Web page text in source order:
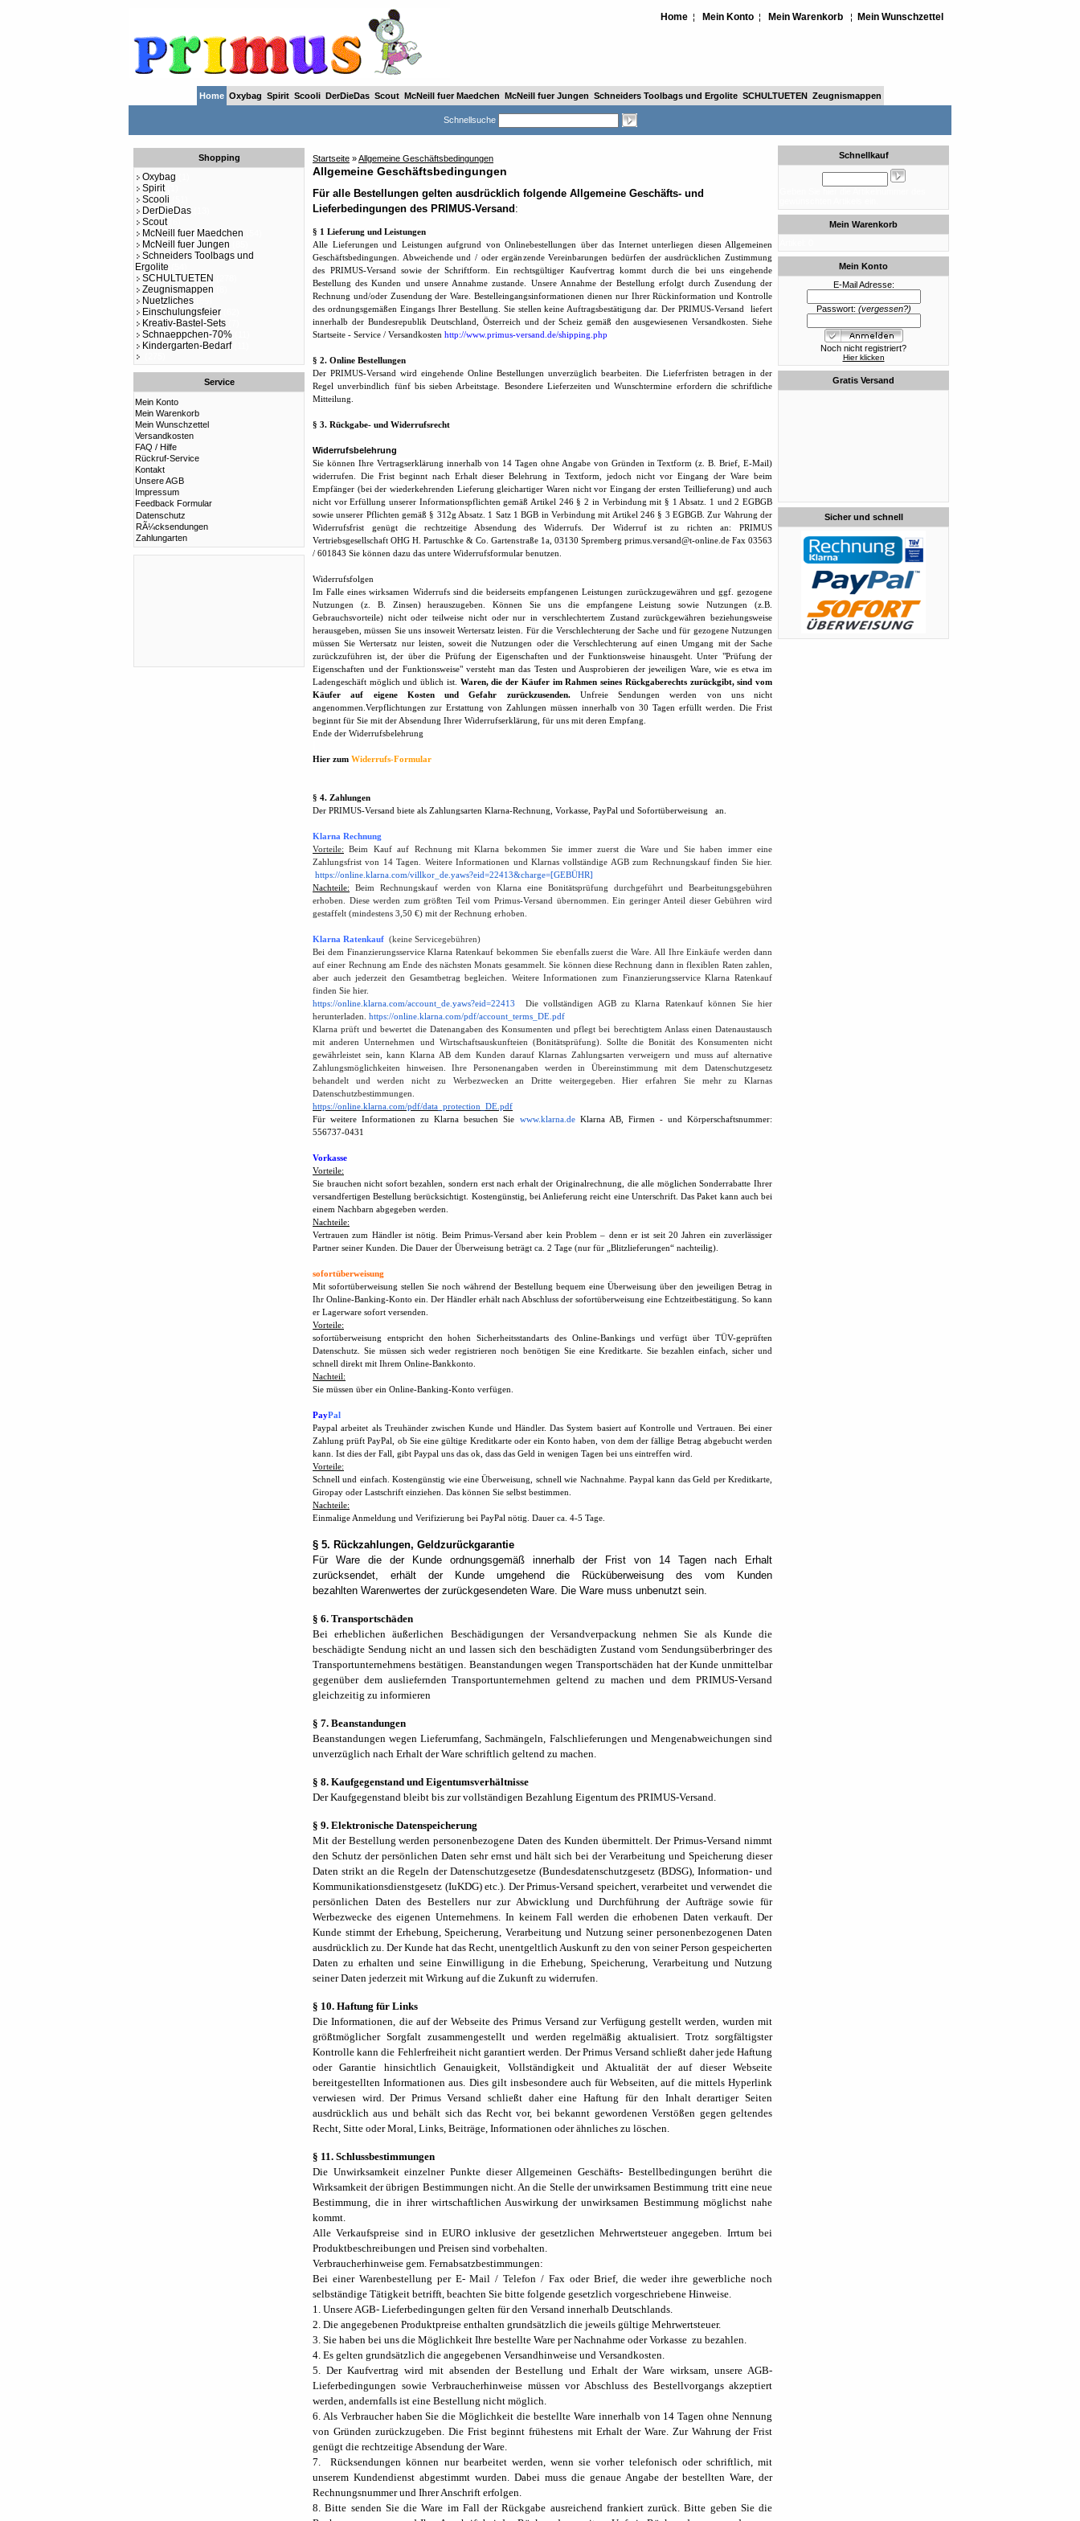
Home ¦ Mein Konto ¦ Mein Warenkorb ¦ Mein Wunschzettel
Home Oxybag Spirit Scooli DerDieDas Scout McNeill fuer Maedchen McNeill fuer Jungen Schneiders Toolbags und Ergolite SCHULTUETEN Zeugnismappen
Schnellsuche
Shopping
Oxybag
Spirit(1)
Scooli
DerDieDas
Scout(6)
McNeill fuer Maedchen
McNeill fuer Jungen
Schneiders Toolbags und
Ergolite
SCHULTUETEN
Zeugnismappen
Nuetzliches
Einschulungsfeier
Kreativ-Bastel-Sets
Schnaeppchen-70%
Kindergarten-Bedarf(11)
Service
Mein Konto
Mein Warenkorb
Mein Wunschzettel
Versandkosten
FAQ / Hilfe
Rückruf-Service
Kontakt
Unsere AGB
Impressum
Feedback Formular
Datenschutz
RÃ¼cksendungen
Zahlungarten
Startseite »Allgemeine Geschäftsbedingungen
Allgemeine Geschäftsbedingungen
Für alle Bestellungen gelten ausdrücklich folgende Allgemeine Geschäfts- und
Lieferbedingungen des PRIMUS-Versand :
§ 1 Lieferung und Leistungen
Alle Lieferungen und Leistungen aufgrund von Onlinebestellungen über das Internet unterliegen diesen Allgemeinen
Geschäftsbedingungen. Abweichende und / oder ergänzende Vereinbarungen bedürfen der ausdrücklichen Zustimmung
des PRIMUS-Versand sowie der Schriftform. Ein rechtsgültiger Kaufvertrag kommt durch die bei uns eingehende
Bestellung des Kunden und unsere Annahme zustande. Unsere Annahme der Bestellung erfolgt durch Zusendung der
Rechnung und/oder Zusendung der Ware. Bestelleingangsinformationen dienen nur Ihrer Rückinformation und Kontrolle
des ordnungsgemäßen Eingangs Ihrer Bestellung. Sie stellen keine Auftragsbestätigung dar. Der PRIMUS-Versand liefert
innerhalb der Bundesrepublik Deutschland, Österreich und der Scheiz gemäß den ausgewiesenen Versandkosten. Siehe
Startseite - Service / Versandkosten http://www.primus-versand.de/shipping.php
§ 2. Online Bestellungen
Der PRIMUS-Versand wird eingehende Online Bestellungen unverzüglich bearbeiten. Die Lieferfristen betragen in der
Regel unverbindlich fünf bis sieben Arbeitstage. Besondere Lieferzeiten und Wunschtermine erfordern die schriftliche
Mitteilung.
§ 3. Rückgabe- und Widerrufsrecht
Widerrufsbelehrung
Sie können Ihre Vertragserklärung innerhalb von 14 Tagen ohne Angabe von Gründen in Textform (z. B. Brief, E-Mail)
widerrufen. Die Frist beginnt nach Erhalt dieser Belehrung in Textform, jedoch nicht vor Eingang der Ware beim
Empfänger (bei der wiederkehrenden Lieferung gleichartiger Waren nicht vor Eingang der ersten Teillieferung) und auch
nicht vor Erfüllung unserer Informationspflichten gemäß Artikel 246 § 2 in Verbindung mit § 1 Absatz. 1 und 2 EGBGB
sowie unserer Pflichten gemäß § 312g Absatz. 1 Satz 1 BGB in Verbindung mit Artikel 246 § 3 EGBGB. Zur Wahrung der
Widerrufsfrist genügt die rechtzeitige Absendung des Widerrufs. Der Widerruf ist zu richten an: PRIMUS
Vertriebsgesellschaft OHG H. Partuschke & Co. Gartenstraße 1a, 03130 Spremberg primus.versand@t-online.de Fax 03563
/ 601843 Sie können dazu das untere Widerrufsformular benutzen.
Widerrufsfolgen
Im Falle eines wirksamen Widerrufs sind die beiderseits empfangenen Leistungen zurückzugewähren und ggf. gezogene
Nutzungen (z. B. Zinsen) herauszugeben. Können Sie uns die empfangene Leistung sowie Nutzungen (z.B.
Gebrauchsvorteile) nicht oder teilweise nicht oder nur in verschlechtertem Zustand zurückgewähren beziehungsweise
herausgeben, müssen Sie uns insoweit Wertersatz leisten. Für die Verschlechterung der Sache und für gezogene Nutzungen
müssen Sie Wertersatz nur leisten, soweit die Nutzungen oder die Verschlechterung auf einen Umgang mit der Sache
zurückzuführen ist, der über die Prüfung der Eigenschaften und der Funktionsweise hinausgeht. Unter "Prüfung der
Eigenschaften und der Funktionsweise" versteht man das Testen und Ausprobieren der jeweiligen Ware, wie es etwa im
Ladengeschäft möglich und üblich ist. Waren, die der Käufer im Rahmen seines Rückgaberechts zurückgibt, sind vom
Käufer auf eigene Kosten und Gefahr zurückzusenden.Unfreie Sendungen werden von uns nicht
angenommen.Verpflichtungen zur Erstattung von Zahlungen müssen innerhalb von 30 Tagen erfüllt werden. Die Frist
beginnt für Sie mit der Absendung Ihrer Widerrufserklärung, für uns mit deren Empfang.
Ende der Widerrufsbelehrung
Hier zum Widerrufs-Formular
§ 4. Zahlungen
Der PRIMUS-Versand biete als Zahlungsarten Klarna-Rechnung, Vorkasse, PayPal und Sofortüberweisung an.
Klarna Rechnung
Vorteile: Beim Kauf auf Rechnung mit Klarna bekommen Sie immer zuerst die Ware und Sie haben immer eine
Zahlungsfrist von 14 Tagen. Weitere Informationen und Klarnas vollständige AGB zum Rechnungskauf finden Sie hier.
https://online.klarna.com/villkor_de.yaws?eid=22413&charge=[GEBÜHR]
Nachteile:
Beim Rechnungskauf werden von Klarna eine Bonitätsprüfung durchgeführt und Bearbeitungsgebühren
erhoben. Diese werden zum größten Teil vom Primus-Versand übernommen. Ein geringer Anteil dieser Gebühren wird
gestaffelt (mindestens 3,50 €) mit der Rechnung erhoben.
Klarna Ratenkauf (keine Servicegebühren)
Bei dem Finanzierungsservice Klarna Ratenkauf bekommen Sie ebenfalls zuerst die Ware. All Ihre Einkäufe werden dann
auf einer Rechnung am Ende des nächsten Monats gesammelt. Sie können diese Rechnung dann in flexiblen Raten zahlen,
aber auch jederzeit den Gesamtbetrag begleichen. Weitere Informationen zum Finanzierungsservice Klarna Ratenkauf
finden Sie hier.
https://online.klarna.com/account_de.yaws?eid=22413 Die vollständigen AGB zu Klarna Ratenkauf können Sie hier
herunterladen. https://online.klarna.com/pdf/account_terms_DE.pdf
Klarna prüft und bewertet die Datenangaben des Konsumenten und pflegt bei berechtigtem Anlass einen Datenaustausch
mit anderen Unternehmen und Wirtschaftsauskunfteien (Bonitätsprüfung). Sollte die Bonität des Konsumenten nicht
gewährleistet sein, kann Klarna AB dem Kunden darauf Klarnas Zahlungsarten verweigern und muss auf alternative
Zahlungsmöglichkeiten hinweisen. Ihre Personenangaben werden in Übereinstimmung mit dem Datenschutzgesetz
behandelt und werden nicht zu Werbezwecken an Dritte weitergegeben. Hier erfahren Sie mehr zu Klarnas
Datenschutzbestimmungen.
https://online.klarna.com/pdf/data_protection_DE.pdf
Für weitere Informationen zu Klarna besuchen Sie www.klarna.de Klarna AB, Firmen - und Körperschaftsnummer:
556737-0431
Vorkasse
Vorteile:
Sie brauchen nicht sofort bezahlen, sondern erst nach erhalt der Originalrechnung, die alle möglichen Sonderrabatte Ihrer
versandfertigen Bestellung berücksichtigt. Kostengünstig, bei Anlieferung reicht eine Unterschrift. Das Paket kann auch bei
einem Nachbarn abgegeben werden.
Nachteile:
Vertrauen zum Händler ist nötig. Beim Primus-Versand aber kein Problem – denn er ist seit 20 Jahren ein zuverlässiger
Partner seiner Kunden. Die Dauer der Überweisung beträgt ca. 2 Tage (nur für „Blitzlieferungen“ nachteilig).
sofortüberweisung
Mit sofortüberweisung stellen Sie noch während der Bestellung bequem eine Überweisung über den jeweiligen Betrag in
Ihr Online-Banking-Konto ein. Der Händler erhält nach Abschluss der sofortüberweisung eine Echtzeitbestätigung. So kann
er Lagerware sofort versenden.
Vorteile:
sofortüberweisung entspricht den hohen Sicherheitsstandarts des Online-Bankings und verfügt über TÜV-geprüften
Datenschutz. Sie müssen sich weder registrieren noch benötigen Sie eine Kreditkarte. Sie bezahlen einfach, sicher und
schnell direkt mit Ihrem Online-Bankkonto.
Nachteil:
Sie müssen über ein Online-Banking-Konto verfügen.
PayPal
Paypal arbeitet als Treuhänder zwischen Kunde und Händler. Das System basiert auf Kontrolle und Vertrauen. Bei einer
Zahlung prüft PayPal, ob Sie eine gültige Kreditkarte oder ein Konto haben, von dem der fällige Betrag abgebucht werden
kann. Ist dies der Fall, gibt Paypal uns das ok, dass das Geld in wenigen Tagen bei uns eintreffen wird.
Vorteile:
Schnell und einfach. Kostengünstig wie eine Überweisung, schnell wie Nachnahme. Paypal kann das Geld per Kreditkarte,
Giropay oder Lastschrift einziehen. Das können Sie selbst bestimmen.
Nachteile:
Einmalige Anmeldung und Verifizierung bei PayPal nötig. Dauer ca. 4-5 Tage.
§ 5. Rückzahlungen, Geldzurückgarantie
Für Ware die der Kunde ordnungsgemäß innerhalb der Frist von 14 Tagen nach Erhalt
zurücksendet, erhält der Kunde umgehend die Rücküberweisung des vom Kunden
bezahlten Warenwertes der zurückgesendeten Ware. Die Ware muss unbenutzt sein.
§ 6. Transportschäden
Bei erheblichen äußerlichen Beschädigungen der Versandverpackung nehmen Sie als Kunde die
beschädigte Sendung nicht an und lassen sich den beschädigten Zustand vom Sendungsüberbringer des
Transportunternehmens bestätigen. Beanstandungen wegen Transportschäden hat der Kunde unmittelbar
gegenüber dem ausliefernden Transportunternehmen geltend zu machen und dem PRIMUS-Versand
gleichzeitig zu informieren
§ 7. Beanstandungen
Beanstandungen wegen Lieferumfang, Sachmängeln, Falschlieferungen und Mengenabweichungen sind
unverzüglich nach Erhalt der Ware schriftlich geltend zu machen.
§ 8. Kaufgegenstand und Eigentumsverhältnisse
Der Kaufgegenstand bleibt bis zur vollständigen Bezahlung Eigentum des PRIMUS-Versand.
§ 9. Elektronische Datenspeicherung
Mit der Bestellung werden personenbezogene Daten des Kunden übermittelt. Der Primus-Versand nimmt
den Schutz der persönlichen Daten sehr ernst und hält sich bei der Verarbeitung und Speicherung dieser
Daten strikt an die Regeln der Datenschutzgesetze (Bundesdatenschutzgesetz (BDSG), Information- und
Kommunikationsdienstgesetz (IuKDG) etc.). Der Primus-Versand speichert, verarbeitet und verwendet die
persönlichen Daten des Bestellers nur zur Abwicklung und Durchführung der Aufträge sowie für
Werbezwecke des eigenen Unternehmens. In keinem Fall werden die erhobenen Daten verkauft. Der
Kunde stimmt der Erhebung, Speicherung, Verarbeitung und Nutzung seiner personenbezogenen Daten
ausdrücklich zu. Der Kunde hat das Recht, unentgeltlich Auskunft zu den von seiner Person gespeicherten
Daten zu erhalten und seine Einwilligung in die Erhebung, Speicherung, Verarbeitung und Nutzung
seiner Daten jederzeit mit Wirkung auf die Zukunft zu widerrufen.
§ 10. Haftung für Links
Die Informationen, die auf der Webseite des Primus Versand zur Verfügung gestellt werden, wurden mit
größtmöglicher Sorgfalt zusammengestellt und werden regelmäßig aktualisiert. Trotz sorgfältigster
Kontrolle kann die Fehlerfreiheit nicht garantiert werden. Der Primus Versand schließt daher jede Haftung
oder Garantie hinsichtlich Genauigkeit, Vollständigkeit und Aktualität der auf dieser Webseite
bereitgestellten Informationen aus. Dies gilt insbesondere auch für Webseiten, auf die mittels Hyperlink
verwiesen wird. Der Primus Versand schließt daher eine Haftung für den Inhalt derartiger Seiten
ausdrücklich aus und behält sich das Recht vor, bei bekannt gewordenen Verstößen gegen geltendes
Recht, Sitte oder Moral, Links, Beiträge, Informationen oder ähnliches zu löschen.
§ 11. Schlussbestimmungen
Die Unwirksamkeit einzelner Punkte dieser Allgemeinen Geschäfts- Bestellbedingungen berührt die
Wirksamkeit der übrigen Bestimmungen nicht. An die Stelle der unwirksamen Bestimmung tritt eine neue
Bestimmung, die in ihrer wirtschaftlichen Auswirkung der unwirksamen Bestimmung möglichst nahe
kommt.
Alle Verkaufspreise sind in EURO inklusive der gesetzlichen Mehrwertsteuer angegeben. Irrtum bei
Produktbeschreibungen und Preisen sind vorbehalten.
Verbraucherhinweise gem. Fernabsatzbestimmungen:
Bei einer Warenbestellung per E- Mail / Telefon / Fax oder Brief, die weder ihre gewerbliche noch
selbständige Tätigkeit betrifft, beachten Sie bitte folgende gesetzlich vorgeschriebene Hinweise.
1. Unsere AGB- Lieferbedingungen gelten für den Versand innerhalb Deutschlands.
2. Die angegebenen Produktpreise enthalten grundsätzlich die jeweils gültige Mehrwertsteuer.
3. Sie haben bei uns die Möglichkeit Ihre bestellte Ware per Nachnahme oder Vorkasse zu bezahlen.
4. Es gelten grundsätzlich die angegebenen Versandhinweise und Versandkosten.
5. Der Kaufvertrag wird mit absenden der Bestellung und Erhalt der Ware wirksam, unsere AGB-
Lieferbedingungen sowie Verbraucherhinweise müssen vor Abschluss des Bestellvorgangs akzeptiert
werden, andernfalls ist eine Bestellung nicht möglich.
6. Als Verbraucher haben Sie die Möglichkeit die bestellte Ware innerhalb von 14 Tagen ohne Nennung
von Gründen zurückzugeben. Die Frist beginnt frühestens mit Erhalt der Ware. Zur Wahrung der Frist
genügt die rechtzeitige Absendung der Ware.
7. Rücksendungen können nur bearbeitet werden, wenn sie vorher telefonisch oder schriftlich, mit
unserem Kundendienst abgestimmt wurden. Dabei muss die genaue Angabe der bestellten Ware, der
Rechnungsnummer und Ihrer Anschrift erfolgen.
8. Bitte senden Sie die Ware im Fall der Rückgabe ausreichend frankiert zurück. Bitte geben Sie die
Schnellkauf
Mein Warenkorb
Mein Konto
E-Mail Adresse:
Passwort: (vergessen?)
Noch nicht registriert?
Hier klicken
Gratis Versand
Sicher und schnell